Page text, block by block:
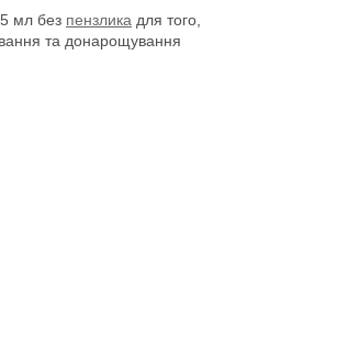
мл без пензлика для того,
та донарощування